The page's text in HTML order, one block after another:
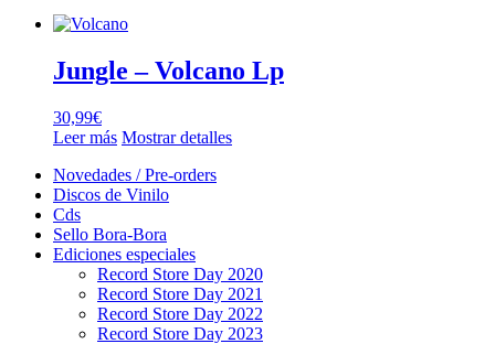
Jungle – Volcano Lp
30,99€
Leer más Mostrar detalles
Novedades / Pre-orders
Discos de Vinilo
Cds
Sello Bora-Bora
Ediciones especiales
Record Store Day 2020
Record Store Day 2021
Record Store Day 2022
Record Store Day 2023